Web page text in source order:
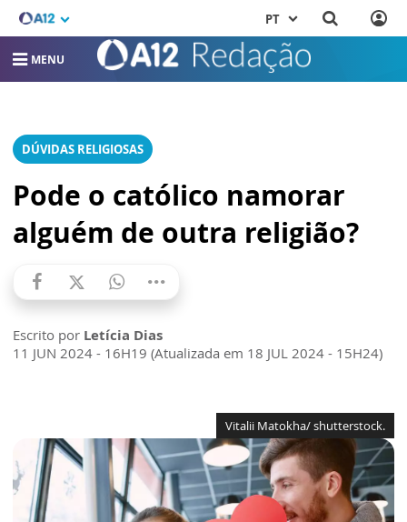
PT
MENU
DÚVIDAS RELIGIOSAS
Pode o católico namorar
alguém de outra religião?
Escrito por Letícia Dias
11 JUN 2024 - 16H19 (Atualizada em 18 JUL 2024 - 15H24)
Vitalii Matokha/ shutterstock.